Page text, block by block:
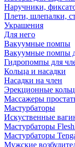
Наручники,
Плети, шлепалки,
Украшения
Для него
Вакуумные помпы
Вакуумные помпы
Гидропомпы для
Кольца и насадки
Насадки на член
Эрекционные
Массажеры
Мастурбаторы
Искуственные
Мастурбаторы
Мастурбаторы
Мужские